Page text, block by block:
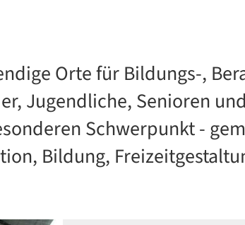
Orte für Bildungs-,
Jugendliche, Senioren
Schwerpunkt -
Bildung,